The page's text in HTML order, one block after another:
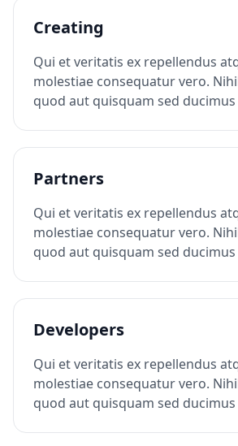
Creating
Qui et veritatis ex repellendus
molestiae consequatur vero.
quod aut quisquam sed
Partners
Qui et veritatis ex repellendus
molestiae consequatur vero.
quod aut quisquam sed
Developers
Qui et veritatis ex repellendus
molestiae consequatur vero.
quod aut quisquam sed